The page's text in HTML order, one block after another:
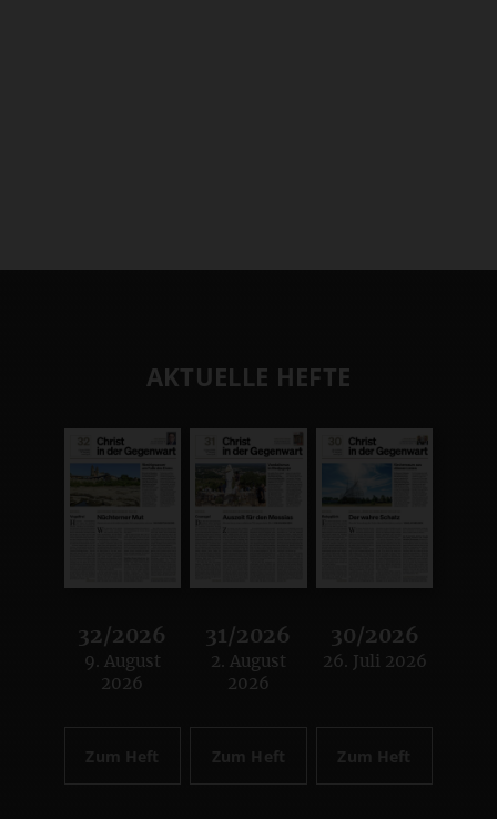
AKTUELLE HEFTE
32/2026
:
9. August
2026
Zum Heft
31/2026
:
2. August
2026
Zum Heft
30/2026
:
26. Juli 2026
Zum Heft